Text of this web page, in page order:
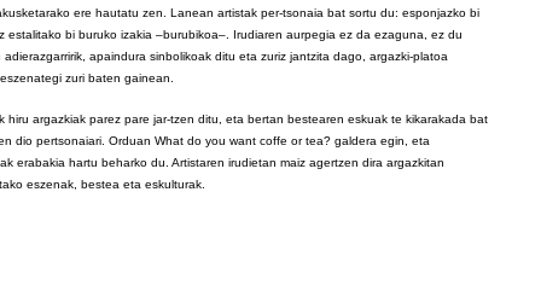
ere hautatu zen. Lanean artistak per-tsonaia bat sortu du: esponjazko bi
estalitako bi buruko izakia –burubikoa–. Irudiaren aurpegia ez da ezaguna, ez du
adierazgarririk, apaindura sinbolikoak ditu eta zuriz jantzita dago, argazki-platoa
zuri baten gainean.
hiru argazkiak parez pare jar-tzen ditu, eta bertan bestearen eskuak te kikarakada bat
dio pertsonaiari. Orduan What do you want coffe or tea? galdera egin, eta
erabakia hartu beharko du. Artistaren irudietan maiz agertzen dira argazkitan
eszenak, bestea eta eskulturak.